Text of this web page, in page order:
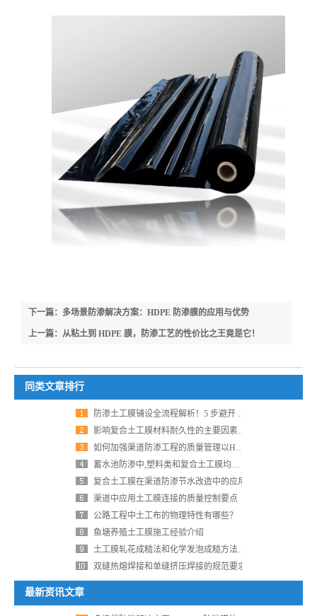
下一篇：多场景防渗解决方案：HDPE 防渗膜的应用与优势
上一篇：从粘土到 HDPE 膜，防渗工艺的性价比之王竟是它！
同类文章排行
防渗土工膜铺设全流程解析！5 步避开 90% 工程隐患，防水效果提升 3 倍
影响复合土工膜材料耐久性的主要因素有哪些？
如何加强渠道防渗工程的质量管理以HDPE土工膜为例
蓄水池防渗中,塑料类和复合土工膜均有应用
复合土工膜在渠道防渗节水改造中的应用
渠道中应用土工膜连接的质量控制要点
公路工程中土工布的物理特性有哪些？
鱼塘养殖土工膜施工经验介绍
土工膜轧花成糙法和化学发泡成糙方法有什么区别
双缝热熔焊接和单缝挤压焊接的规范要求
最新资讯文章